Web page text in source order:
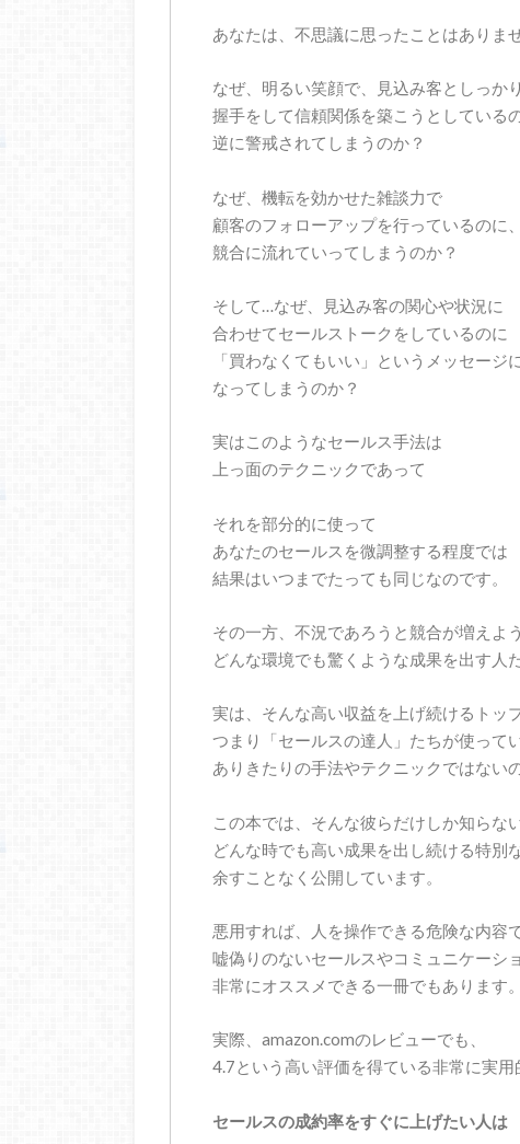
あなたは、不思議に思ったことはありま
なぜ、明るい笑顔で、見込み客としっか
握手をして信頼関係を築こうとしている
逆に警戒されてしまうのか？
なぜ、機転を効かせた雑談力で
顧客のフォローアップを行っているのに、
競合に流れていってしまうのか？
そして…なぜ、見込み客の関心や状況に
合わせてセールストークをしているのに
「買わなくてもいい」というメッセージ
なってしまうのか？
実はこのようなセールス手法は
上っ面のテクニックであって
それを部分的に使って
あなたのセールスを微調整する程度では
結果はいつまでたっても同じなのです。
その一方、不況であろうと競合が増えよう
どんな環境でも驚くような成果を出す人
実は、そんな高い収益を上げ続けるトッ
つまり「セールスの達人」たちが使って
ありきたりの手法やテクニックではない
この本では、そんな彼らだけしか知らな
どんな時でも高い成果を出し続ける特別
余すことなく公開しています。
悪用すれば、人を操作できる危険な内容
嘘偽りのないセールスやコミュニケーシ
非常にオススメできる一冊でもあります。
実際、amazon.comのレビューでも、
4.7という高い評価を得ている非常に実用
セールスの成約率をすぐに上げたい人は